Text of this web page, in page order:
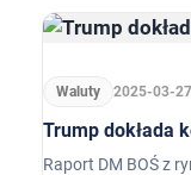
Waluty 2025-03-27
Trump dokłada
Raport DM BOŚ z